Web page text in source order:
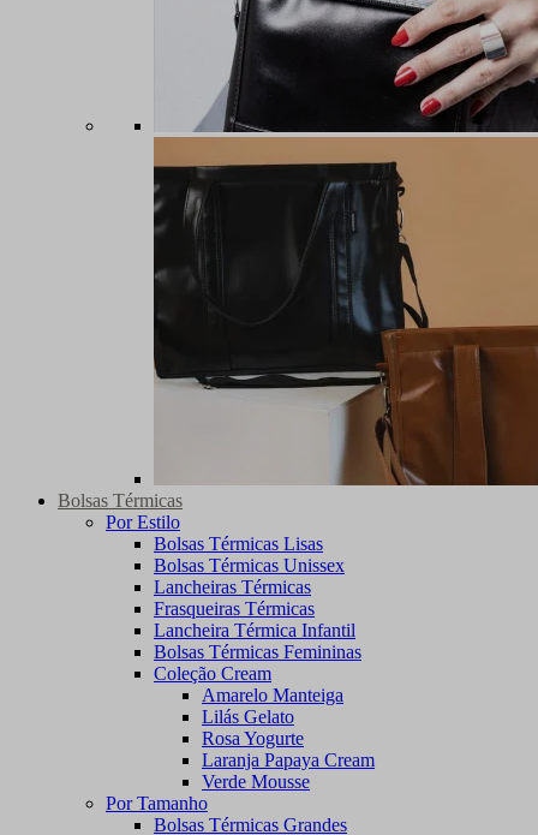
Bolsas Térmicas
Por Estilo
Bolsas Térmicas Lisas
Bolsas Térmicas Unissex
Lancheiras Térmicas
Frasqueiras Térmicas
Lancheira Térmica Infantil
Bolsas Térmicas Femininas
Coleção Cream
Amarelo Manteiga
Lilás Gelato
Rosa Yogurte
Laranja Papaya Cream
Verde Mousse
Por Tamanho
Bolsas Térmicas Grandes